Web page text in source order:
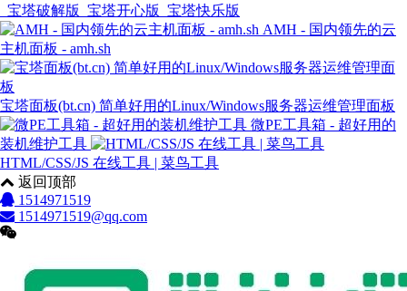
_宝塔破解版_宝塔开心版_宝塔快乐版
AMH - 国内领先的云
主机面板 - amh.sh
宝塔面板(bt.cn) 简单好用的Linux/Windows服务器运维管理面板
微PE工具箱 - 超好用的
装机维护工具
HTML/CSS/JS 在线工具 | 菜鸟工具
返回顶部
1514971519
1514971519@qq.com